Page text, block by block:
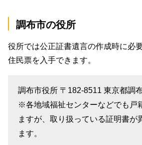
調布市の役所
役所では公正証書遺言の作成時に必
住民票を入手できます。
調布市役所 〒182-8511 東京都調
※各地域福祉センターなどでも戸
ますが、取り扱っている証明書が
ます。